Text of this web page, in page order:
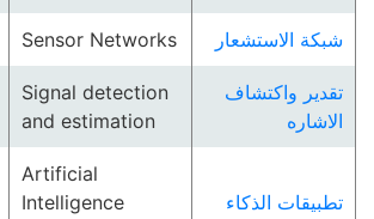
شبكة الاستشعار Sensor Networks
تقدير واكتشاف
الاشاره
Signal detection
and estimation
تطبيقات الذكاء
Artificial
Intelligence